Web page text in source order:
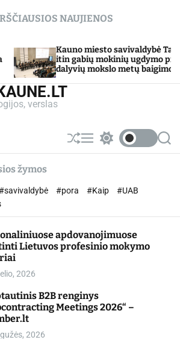
NAUJIENOS
miesto savivaldybė Tarpdisciplininio
mokinių ugdymo programos
mokslo metų baigimo šventė
verslas
S
h
e
M
e w
h
o
r
S
e
žymos
#pora #Kaip
#UAB
apdovanojimuose
Lietuvos profesinio mokymo
2026
B2B renginys
Meetings 2026“ –
2026